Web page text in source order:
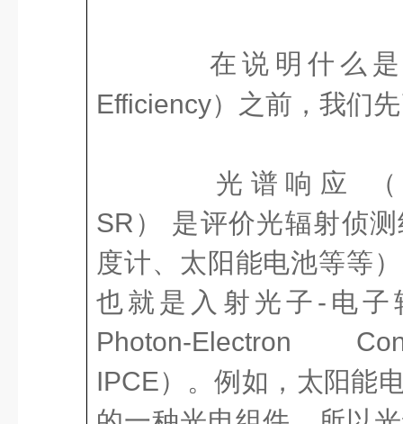
在说明什么是
Efficiency）之前，我们
光谱响应 （
SR） 是评价光辐射侦
度计、太阳能电池等等
也就是入射光子-电子
Photon-Electron
IPCE）。例如，太阳能